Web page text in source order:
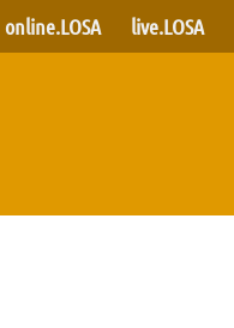
online.LOSA live.LOSA